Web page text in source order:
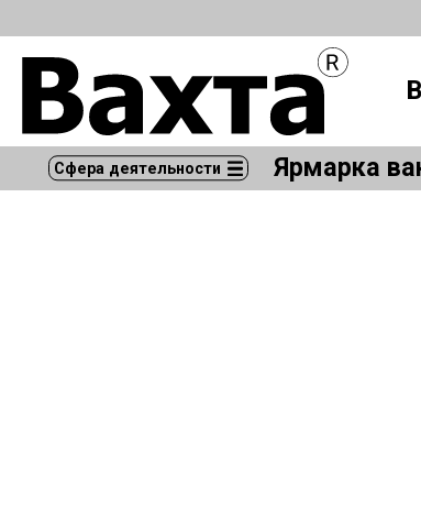
Сфера деятельности Ярмарка